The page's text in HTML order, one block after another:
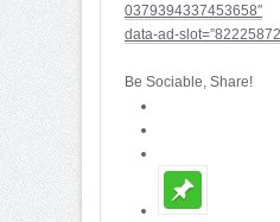
0379394337453658″
data-ad-
Be Sociable, Share!